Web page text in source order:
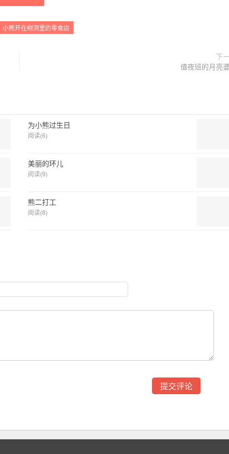
小熊开在树洞里的零食店
下
值夜班的月亮
为小熊过生日
阅读(6)
美丽的环儿
阅读(9)
熊二打工
阅读(8)